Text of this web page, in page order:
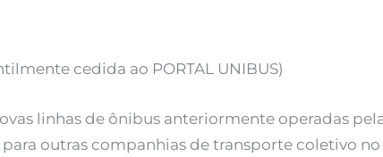
cedida ao PORTAL UNIBUS)
linhas de ônibus anteriormente operadas
para outras companhias de transporte coletivo no